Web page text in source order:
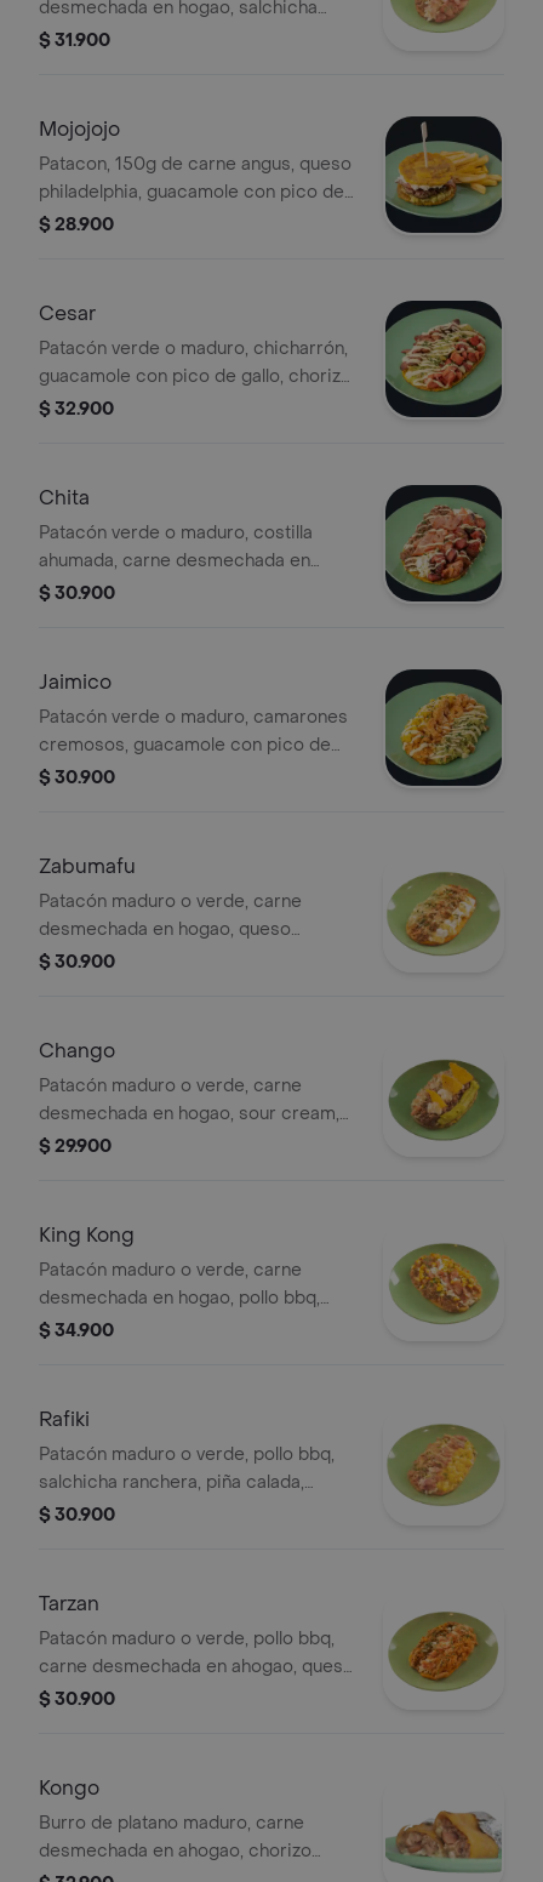
desmechada en hogao, salchicha
ranchera, tocineta, queso cuajada,
$ 31.900
Mojojojo
Patacon, 150g de carne angus, queso
philadelphia, guacamole con pico de
gallo, tocineta, papas, salsas de la
$ 28.900
Cesar
Patacón verde o maduro, chicharrón,
guacamole con pico de gallo, chorizo
santarosano, salsas de la casa
$ 32.900
Chita
Patacón verde o maduro, costilla
ahumada, carne desmechada en
hogao, tocineta, queso cuajada,
$ 30.900
Jaimico
Patacón verde o maduro, camarones
cremosos, guacamole con pico de
gallo, piña calada, salsas de la casa
$ 30.900
Zabumafu
Patacón maduro o verde, carne
desmechada en hogao, queso
philadelphia, guacamole con pico de
$ 30.900
Chango
Patacón maduro o verde, carne
desmechada en hogao, sour cream,
guacamole, pico de gallo, nachos,
$ 29.900
King Kong
Patacón maduro o verde, carne
desmechada en hogao, pollo bbq,
chorizo santarrosano, queso cuajada,
$ 34.900
Rafiki
Patacón maduro o verde, pollo bbq,
salchicha ranchera, piña calada,
queso cuajada, tocineta, salsas de la
$ 30.900
Tarzan
Patacón maduro o verde, pollo bbq,
carne desmechada en ahogao, queso
cuajada, tocineta, salsas de la casa
$ 30.900
Kongo
Burro de platano maduro, carne
desmechada en ahogao, chorizo